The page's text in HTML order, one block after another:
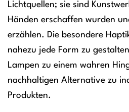
Lichtquellen; sie sind
Händen erschaffen wurden
erzählen. Die besondere
nahezu jede Form zu
Lampen zu einem wahren
nachhaltigen Alternative zu
Produkten.